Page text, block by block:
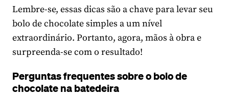
Lembre-se, essas dicas são a chave para levar seu
bolo de chocolate simples a um nível
extraordinário. Portanto, agora, mãos à obra e
surpreenda-se com o resultado!
Perguntas frequentes sobre o bolo de
chocolate na batedeira